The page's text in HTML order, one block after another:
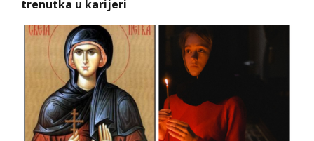
trenutka u karijeri